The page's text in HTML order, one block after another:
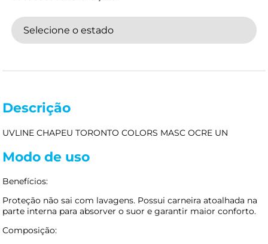
Selecione o estado
Descrição
UVLINE CHAPEU TORONTO COLORS MASC OCRE UN
Modo de uso
Benefícios:
Proteção não sai com lavagens. Possui carneira atoalhada na
parte interna para absorver o suor e garantir maior conforto.
Composição: